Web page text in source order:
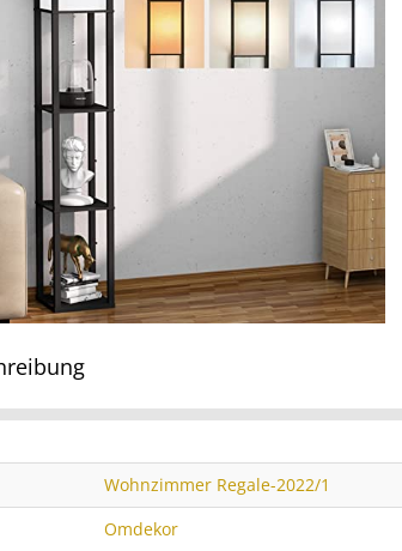
Wohnzimmer Regale-2022/1
Omdekor